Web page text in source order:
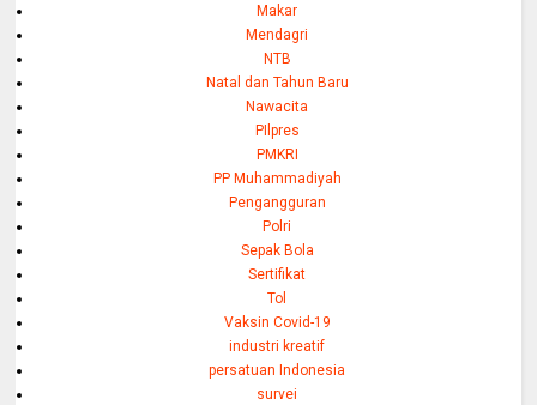
Makar
Mendagri
NTB
Natal dan Tahun Baru
Nawacita
PIlpres
PMKRI
PP Muhammadiyah
Pengangguran
Polri
Sepak Bola
Sertifikat
Tol
Vaksin Covid-19
industri kreatif
persatuan Indonesia
survei